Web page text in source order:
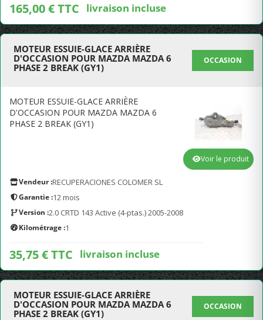
165,00 € TTC livraison incluse
MOTEUR ESSUIE-GLACE ARRIÈRE
D'OCCASION POUR MAZDA MAZDA 6
PHASE 2 BREAK (GY1)
OCCASION
MOTEUR ESSUIE-GLACE ARRIÈRE
D'OCCASION POUR MAZDA MAZDA 6
PHASE 2 BREAK (GY1)
Vendeur :RECUPERACIONES COLOMER SL
Garantie :12 mois
Version :2.0 CRTD 143 Active (4-ptas.) 2005-2008
Kilométrage :1
35,75 € TTC livraison incluse
Voir le produit
MOTEUR ESSUIE-GLACE ARRIÈRE
D'OCCASION POUR MAZDA MAZDA 6
PHASE 2 BREAK (GY1)
OCCASION